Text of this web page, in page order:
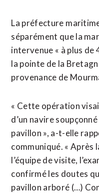
La préfecture
séparément que la
intervenue « à plus ⁠de
la pointe de ​la
provenance de
« Cette opération
d’un navire
pavillon », a-t-elle
communiqué. « Après
l’équipe de ‌visite,
confirmé les doutes
pavillon arboré (…)